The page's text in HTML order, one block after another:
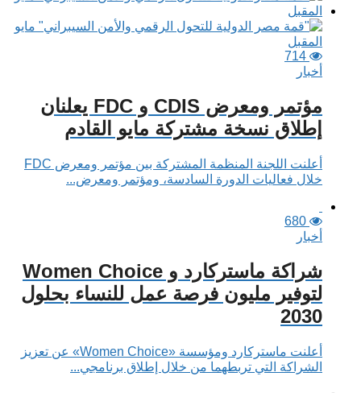
714
أخبار
مؤتمر ومعرض CDIS و FDC يعلنان
إطلاق نسخة مشتركة مايو القادم
أعلنت اللجنة المنظمة المشتركة بين مؤتمر ومعرض FDC
خلال فعاليات الدورة السادسة، ومؤتمر ومعرض...
680
أخبار
شراكة ماستركارد و Women Choice
لتوفير مليون فرصة عمل للنساء بحلول
2030
أعلنت ماستركارد ومؤسسة «Women Choice» عن تعزيز
الشراكة التي تربطهما من خلال إطلاق برنامجي...